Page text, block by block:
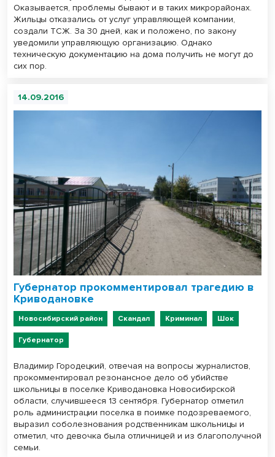
Оказывается, проблемы бывают и в таких микрорайонах.
Жильцы отказались от услуг управляющей компании,
создали ТСЖ. За 30 дней, как и положено, по закону
уведомили управляющую организацию. Однако
техническую документацию на дома получить не могут до
сих пор.
14.09.2016
Губернатор прокомментировал трагедию в
Криводановке
Новосибирский район Скандал Криминал Шок
Губернатор
Владимир Городецкий, отвечая на вопросы журналистов,
прокомментировал резонансное дело об убийстве
школьницы в поселке Криводановка Новосибирской
области, случившееся 13 сентября. Губернатор отметил
роль администрации поселка в поимке подозреваемого,
выразил соболезнования родственникам школьницы и
отметил, что девочка была отличницей и из благополучной
семьи.